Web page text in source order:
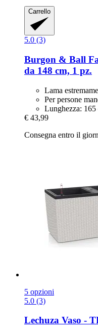
Carrello
5.0 (3)
Burgon & Ball
da 148 cm, 1 pz.
Lama
Per persone
Lunghezza: 165
€ 43,99
Consegna entro il
5 opzioni
5.0 (3)
Lechuza Vaso -​